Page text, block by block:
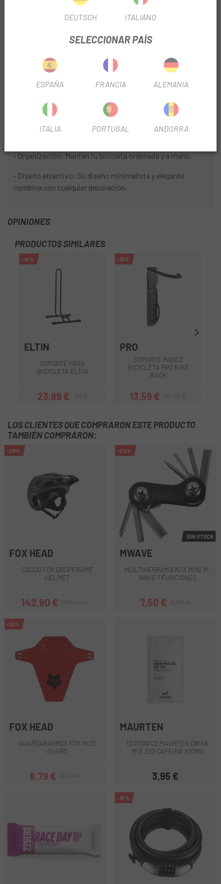
almacenamiento cuando no está en uso.
- Estabilidad: Cuenta con pies antideslizantes que
- Fijación al suelo: Se puede fijar al suelo de forma discreta
para mayor seguridad.
VENTAJAS:
- Protege tu bicicleta: Al evitar que la bicicleta se apoye en
- Organización: Mantén tu bicicleta ordenada y a mano.
- Diseño atractivo: Su diseño minimalista y elegante
combina con cualquier decoración.
OPINIONES
PRODUCTOS SIMILARES
-14%
ELTIN
SOPORTE PARA
BICICLETA ELTIN
Precio
23,99 €Precio regular
-15%
PRO
SOPORTE PARED
BICICLETA PRO BIKE
RACK
Precio
13,59 €Precio regular
LOS CLIENTES QUE COMPRARON ESTE PRODUCTO
TAMBIÉN COMPRARON:
-28%
FOX HEAD
CASCO FOX DROPFRAME
HELMET
Precio
142,90 €Precio regular
-24%
SIN STOCK
MWAVE
MULTIHERRAMIENTA MINI M-
WAVE 7 FUNCIONES
Precio
7,50 €Precio regular
-12%
FOX HEAD
GUARDABARROS FOX MUD
GUARD
Precio
8,79 €Precio regular
MAURTEN
ISOTÓNICO MAURTEN DRINK
MIX 320 CAFEINA 100MG
Precio
3,95 €
-15%
DEUTSCH ITALIANO
SELECCIONAR PAÍS
ESPAÑA FRANCIA ALEMANIA
ITALIA PORTUGAL ANDORRA